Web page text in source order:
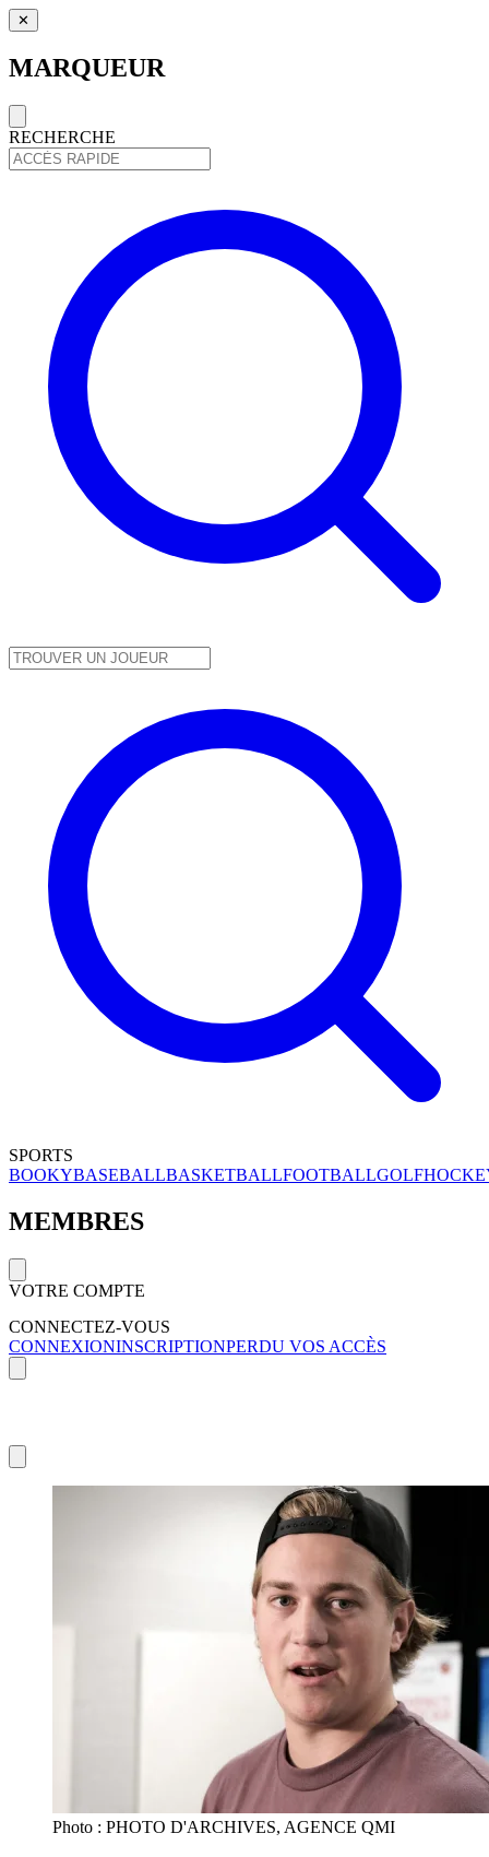
✕
MARQUEUR
RECHERCHE
SPORTS
BOOKYBASEBALLBASKETBALLFOOTBALLGOLF
MEMBRES
VOTRE COMPTE
CONNECTEZ-VOUS
CONNEXIONINSCRIPTIONPERDU VOS ACCÈS
Photo : PHOTO D'ARCHIVES, AGENCE QMI